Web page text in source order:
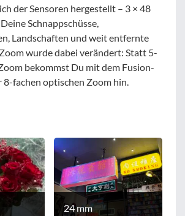
der Sensoren hergestellt – 3 × 48
Schnappschüsse,
Landschaften und weit entfernte
wurde dabei verändert: Statt 5-
bekommst Du mit dem Fusion-
8-fachen optischen Zoom hin.
24 mm